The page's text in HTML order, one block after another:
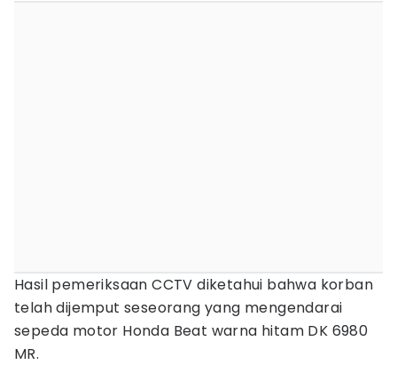
Hasil pemeriksaan CCTV diketahui bahwa korban
telah dijemput seseorang yang mengendarai
sepeda motor Honda Beat warna hitam DK 6980
MR.